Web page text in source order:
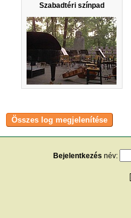
Szabadtéri színpad
Bejelentkezés név: